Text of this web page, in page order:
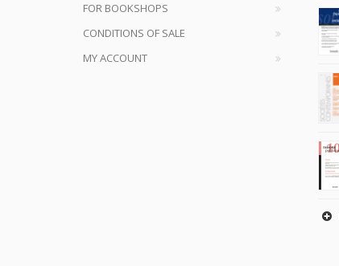
FOR BOOKSHOPS
CONDITIONS OF SALE
MY ACCOUNT